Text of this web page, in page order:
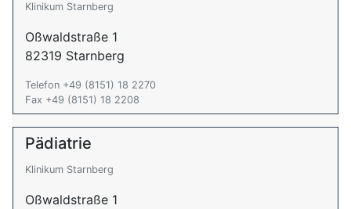
Klinikum Starnberg
Oßwaldstraße 1
82319 Starnberg
Telefon +49 (8151) 18 2270
Fax +49 (8151) 18 2208
Pädiatrie
Klinikum Starnberg
Oßwaldstraße 1